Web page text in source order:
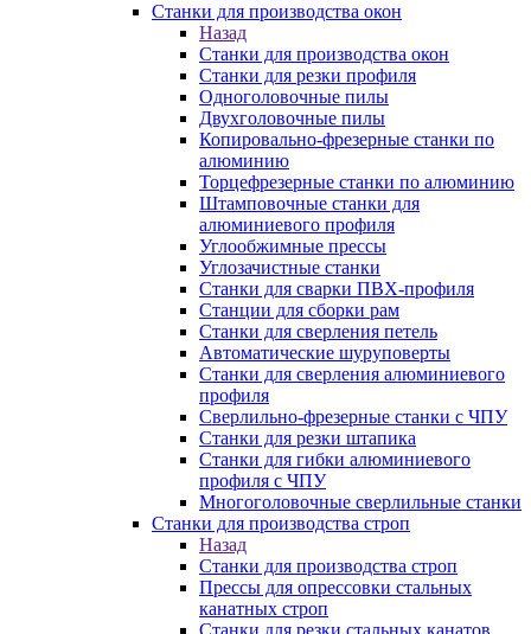
Станки для производства окон
Назад
Станки для производства окон
Станки для резки профиля
Одноголовочные пилы
Двухголовочные пилы
Копировально-фрезерные станки по
алюминию
Торцефрезерные станки по алюминию
Штамповочные станки для
алюминиевого профиля
Углообжимные прессы
Углозачистные станки
Станки для сварки ПВХ-профиля
Станции для сборки рам
Станки для сверления петель
Автоматические шуруповерты
Станки для сверления алюминиевого
профиля
Сверлильно-фрезерные станки с ЧПУ
Станки для резки штапика
Станки для гибки алюминиевого
профиля с ЧПУ
Многоголовочные сверлильные станки
Станки для производства строп
Назад
Станки для производства строп
Прессы для опрессовки стальных
канатных строп
Станки для резки стальных канатов